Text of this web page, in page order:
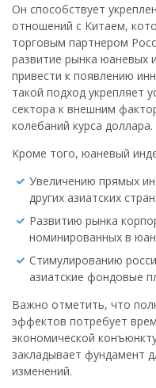
Он способствует
отношений с Китаем,
торговым партнером
развитие рынка юаневых
привести к появлению
такой подход укрепляет
сектора к внешним
колебаний курса доллара.
Кроме того, юаневый
Увеличению прямых
других азиатских стран.
Развитию рынка
номинированных в
Стимулированию
азиатские фондовые
Важно отметить, что
эффектов потребует
экономической
закладывает фундамент
изменений.